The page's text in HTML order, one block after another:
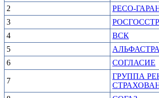
2
РЕСО-
3
4
ВСК
5
6
СОГЛАСИЕ
7
ГРУППА